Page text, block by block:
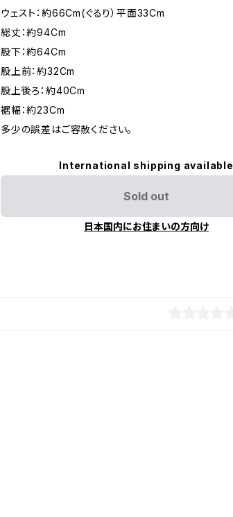
ウェスト：約66Cm(ぐるり）平面33Cm
総丈：約94Cm
股下：約64Cm
股上前：約32Cm
股上後ろ：約40Cm
裾幅：約23Cm
多少の誤差はご容赦ください。
International shipping available
Sold out
日本国内にお住まいの方向け